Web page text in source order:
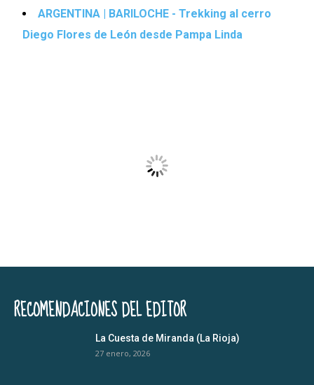
ARGENTINA | BARILOCHE - Trekking al cerro
Diego Flores de León desde Pampa Linda
RECOMENDACIONES DEL EDITOR
La Cuesta de Miranda (La Rioja)
27 enero, 2026